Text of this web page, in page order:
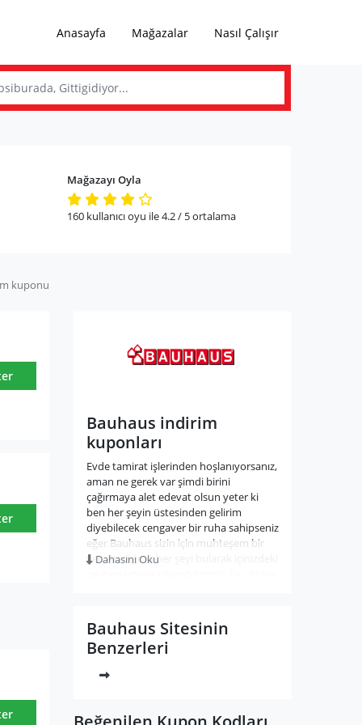
Anasayfa Mağazalar Nasıl Çalışır
Mağazayı Oyla
160kullanıcı oyu ile4.2/ 5ortalama
kuponu
Bauhaus indirim
kuponları
Evde tamirat işlerinden hoşlanıyorsanız,
aman ne gerek var şimdi birini
çağırmaya alet edevat olsun yeter ki
ben her şeyin üstesinden gelirim
diyebilecek cengaver bir ruha sahipseniz
eğer Bauhaus sizin için muhteşem bir
yer. Aradığınız her şeyi bularak içinizdeki
sizi de bir uzman haline getirecek.
Bir Alman alametifarikası olan Bauhaus
geliştiren firmalardan biridir. Marka ilk
Dahasını Oku
Bauhaus Sitesinin
Benzerleri